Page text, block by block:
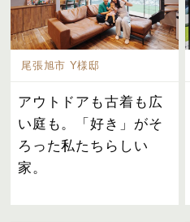
尾張旭市 Y様邸
アウトドアも古着も広
い庭も。「好き」がそ
ろった私たちらしい
家。